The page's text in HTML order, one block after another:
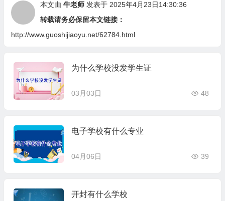
本文由 牛老师发表于 2025年4月23日14:30:36
转载请务必保留本文链接：
http://www.guoshijiaoyu.net/62784.html
为什么学校没发学生证
03月03日 48
电子学校有什么专业
04月06日 39
开封有什么学校